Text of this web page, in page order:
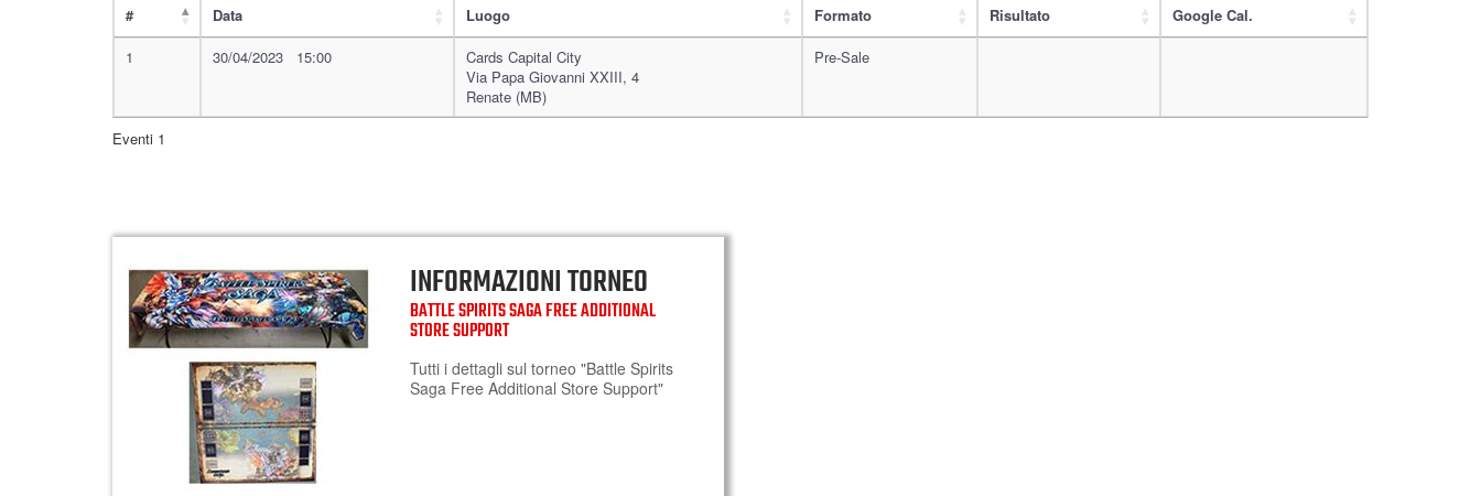
#
Data Luogo Formato Risultato
Google Cal.
1
30/04/2023 15:00
Cards Capital City
Via Papa Giovanni XXIII, 4
Renate (MB)
Pre-Sale
Eventi 1
INFORMAZIONI TORNEO
BATTLE SPIRITS SAGA FREE ADDITIONAL
STORE SUPPORT
Tutti i dettagli sul torneo "Battle Spirits
Saga Free Additional Store Support"